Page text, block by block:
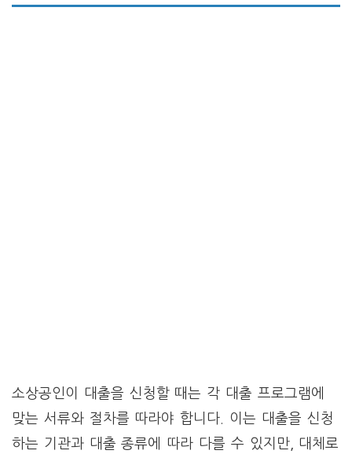
소상공인이 대출을 신청할 때는 각 대출 프로그램에
맞는 서류와 절차를 따라야 합니다. 이는 대출을 신청
하는 기관과 대출 종류에 따라 다를 수 있지만, 대체로